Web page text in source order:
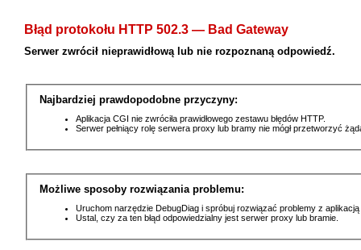
Błąd protokołu HTTP 502.3 — Bad Gateway
Serwer zwrócił nieprawidłową lub nie rozpoznaną odpowiedź.
Najbardziej prawdopodobne przyczyny:
Aplikacja CGI nie zwróciła prawidłowego zestawu błędów HTTP.
Serwer pełniący rolę serwera proxy lub bramy nie mógł przetworzyć
Możliwe sposoby rozwiązania problemu:
Uruchom narzędzie DebugDiag i spróbuj rozwiązać problemy z
Ustal, czy za ten błąd odpowiedzialny jest serwer proxy lub bramie.